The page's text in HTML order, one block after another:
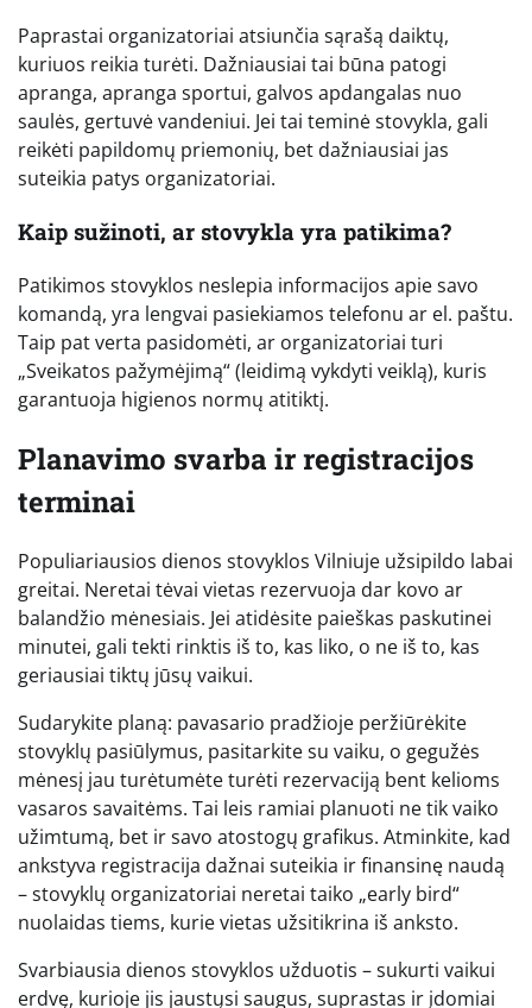
Paprastai organizatoriai atsiunčia sąrašą daiktų,
kuriuos reikia turėti. Dažniausiai tai būna patogi
apranga, apranga sportui, galvos apdangalas nuo
saulės, gertuvė vandeniui. Jei tai teminė stovykla, gali
reikėti papildomų priemonių, bet dažniausiai jas
suteikia patys organizatoriai.
Kaip sužinoti, ar stovykla yra patikima?
Patikimos stovyklos neslepia informacijos apie savo
komandą, yra lengvai pasiekiamos telefonu ar el. paštu.
Taip pat verta pasidomėti, ar organizatoriai turi
„Sveikatos pažymėjimą“ (leidimą vykdyti veiklą), kuris
garantuoja higienos normų atitiktį.
Planavimo svarba ir registracijos
terminai
Populiariausios dienos stovyklos Vilniuje užsipildo labai
greitai. Neretai tėvai vietas rezervuoja dar kovo ar
balandžio mėnesiais. Jei atidėsite paieškas paskutinei
minutei, gali tekti rinktis iš to, kas liko, o ne iš to, kas
geriausiai tiktų jūsų vaikui.
Sudarykite planą: pavasario pradžioje peržiūrėkite
stovyklų pasiūlymus, pasitarkite su vaiku, o gegužės
mėnesį jau turėtumėte turėti rezervaciją bent kelioms
vasaros savaitėms. Tai leis ramiai planuoti ne tik vaiko
užimtumą, bet ir savo atostogų grafikus. Atminkite, kad
ankstyva registracija dažnai suteikia ir finansinę naudą
– stovyklų organizatoriai neretai taiko „early bird“
nuolaidas tiems, kurie vietas užsitikrina iš anksto.
Svarbiausia dienos stovyklos užduotis – sukurti vaikui
erdvę, kurioje jis jaustųsi saugus, suprastas ir įdomiai